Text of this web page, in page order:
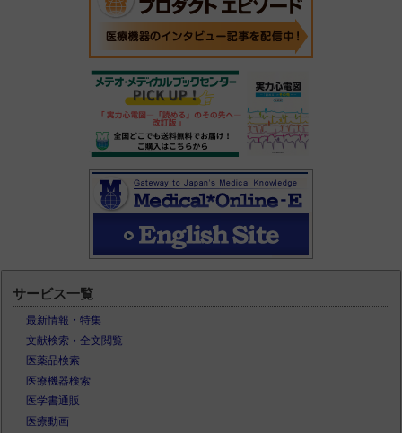
サービス一覧
最新情報・特集
文献検索・全文閲覧
医薬品検索
医療機器検索
医学書通販
医療動画